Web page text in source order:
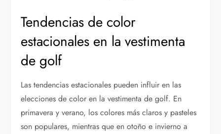
Tendencias de color
estacionales en la vestimenta
de golf
Las tendencias estacionales pueden influir en las
elecciones de color en la vestimenta de golf. En
primavera y verano, los colores más claros y pasteles
son populares, mientras que en otoño e invierno a